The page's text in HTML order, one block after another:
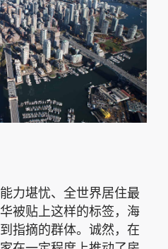
力堪忧、全世界居住最
被贴上这样的标签，海
指摘的群体。诚然，在